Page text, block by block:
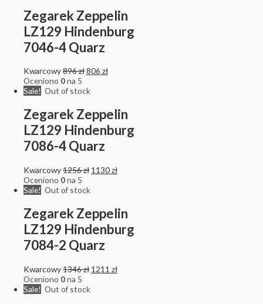
Zegarek Zeppelin
LZ129 Hindenburg
7046-4 Quarz
Kwarcowy896zł806 zł
Oceniono 0na 5
Sale! Out of stock
Zegarek Zeppelin
LZ129 Hindenburg
7086-4 Quarz
Kwarcowy1256zł 1130zł
Oceniono 0na 5
Sale! Out of stock
Zegarek Zeppelin
LZ129 Hindenburg
7084-2 Quarz
Kwarcowy1346zł 1211 zł
Oceniono 0na 5
Sale! Out of stock